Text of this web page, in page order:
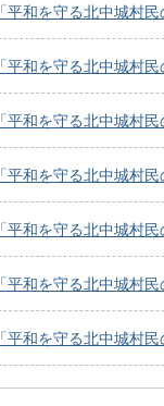
「平和を守る北中城村
「平和を守る北中城村
「平和を守る北中城村
「平和を守る北中城村
「平和を守る北中城村
「平和を守る北中城村
「平和を守る北中城村